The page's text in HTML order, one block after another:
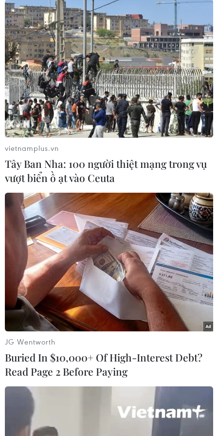
TIN LIÊN QUAN
Triển vọng hợp tác Trung Quốc và ASEAN
trong 30 năm tới
30/08/2021 05:22
Hướng đến 30 năm tới, Trung Quốc và ASEAN phải đối
diện với nhiều sức ép và thách thức bên ngoài, nên hai
bên cần đổi mới tư duy, mở rộng tầm nhìn, triển khai
hợp tác trên nền tảng cao hơn, rộng hơn.
vietnamplus.vn
Tây Ban Nha: 100 người thiệt mạng trong vụ
vượt biển ồ ạt vào Ceuta
JG Wentworth
Buried In $10,000+ Of High-Interest Debt?
Read Page 2 Before Paying